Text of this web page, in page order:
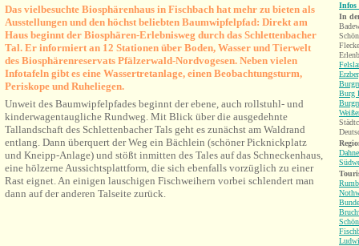
Das vielbesuchte Biosphärenhaus in Fischbach hat mehr zu bieten als
Ausstellungen und den höchst beliebten Baumwipfelpfad: Direkt am
Haus beginnt der Biosphären-Erlebnisweg durch das Schlettenbacher
Tal. Er informiert an 12 Stationen über Boden, Wasser und Tierwelt
des Biosphärenreservats Pfälzerwald-Nordvogesen. Neben vielen
Infotafeln gibt es eine Wassertretanlage, einen Beobachtungsturm,
Periskope und Ruheliegen.
Unweit des Baumwipfelpfades beginnt der ebene, auch rollstuhl- und
kinderwagentaugliche Rundweg. Mit Blick über die ausgedehnte
Tallandschaft des Schlettenbacher Tals geht es zunächst am Waldrand
entlang. Dann überquert der Weg ein Bächlein (schöner Picknickplatz
und Kneipp-Anlage) und stößt inmitten des Tales auf das Schneckenhaus,
eine hölzerne Aussichtsplattform, die sich ebenfalls vorzüglich zu einer
Rast eignet. An einigen lauschigen Fischweihern vorbei schlendert man
dann auf der anderen Talseite zurück.
Infos
In
Burg